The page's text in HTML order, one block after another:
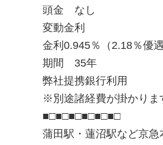
頭金 なし
変動金利
金利0.945％（2.18％優遇
期間 35年
弊社提携銀行利用
※別途諸経費が掛かりま
■□■□■□■□■□■□
蒲田駅・蓮沼駅など京